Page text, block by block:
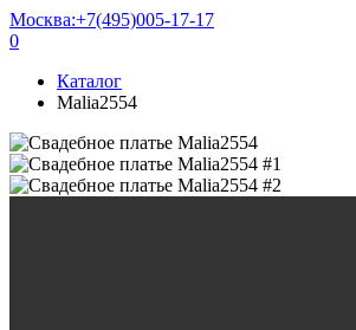
Москва:+7(495)005-17-17
0
Каталог
Malia2554